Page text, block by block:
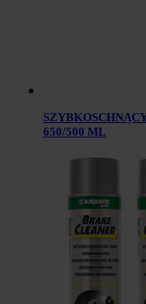
650/500 ML